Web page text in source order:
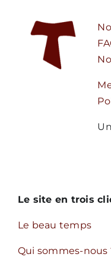
Le site en trois
Le beau temps
Qui sommes-nous